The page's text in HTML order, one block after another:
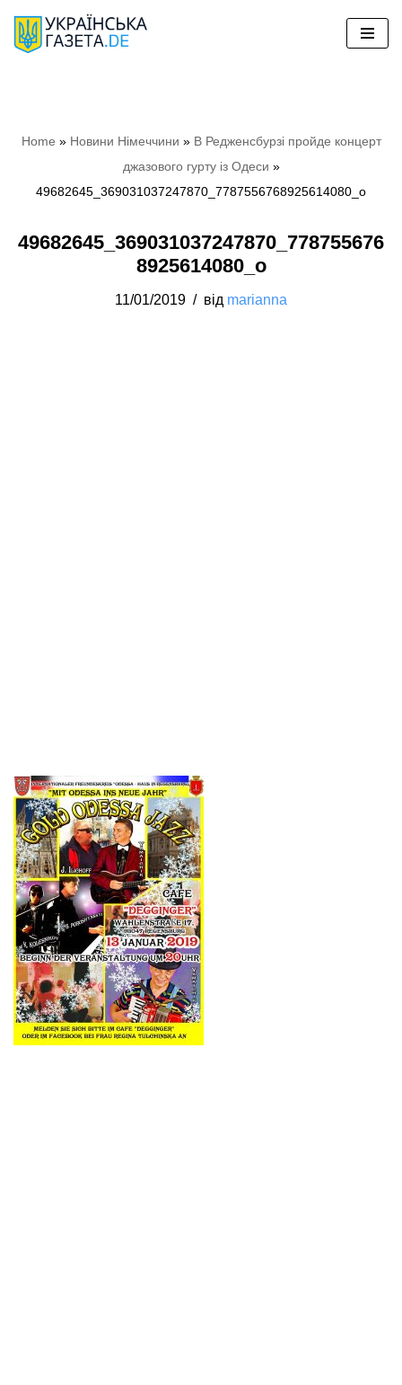
Перейти
Home » Новини Німеччини » В Редженсбурзі пройде концерт
джазового гурту із Одеси »
49682645_369031037247870_7787556768925614080_o
49682645_369031037247870_778755676
8925614080_o
11/01/2019 від marianna